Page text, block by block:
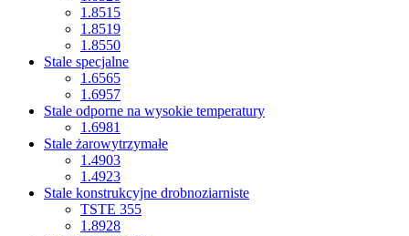
1.8515
1.8519
1.8550
Stale specjalne
1.6565
1.6957
Stale odporne na wysokie temperatury
1.6981
Stale żarowytrzymałe
1.4903
1.4923
Stale konstrukcyjne drobnoziarniste
TSTE 355
1.8928